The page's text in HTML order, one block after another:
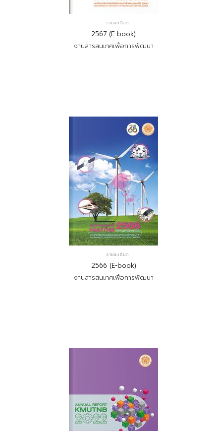
รายละเอียด
2567 (E-book)
งานสารสนเทศเพื่อการพัฒนา
รายละเอียด
2566 (E-book)
งานสารสนเทศเพื่อการพัฒนา